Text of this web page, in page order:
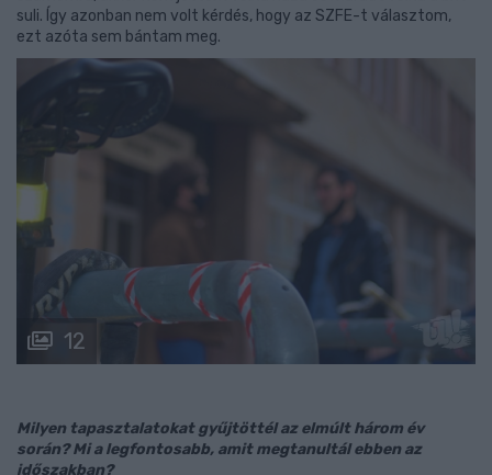
suli. Így azonban nem volt kérdés, hogy az SZFE-t választom,
ezt azóta sem bántam meg.
12
Milyen tapasztalatokat gyűjtöttél az elmúlt három év
során? Mi a legfontosabb, amit megtanultál ebben az
időszakban?